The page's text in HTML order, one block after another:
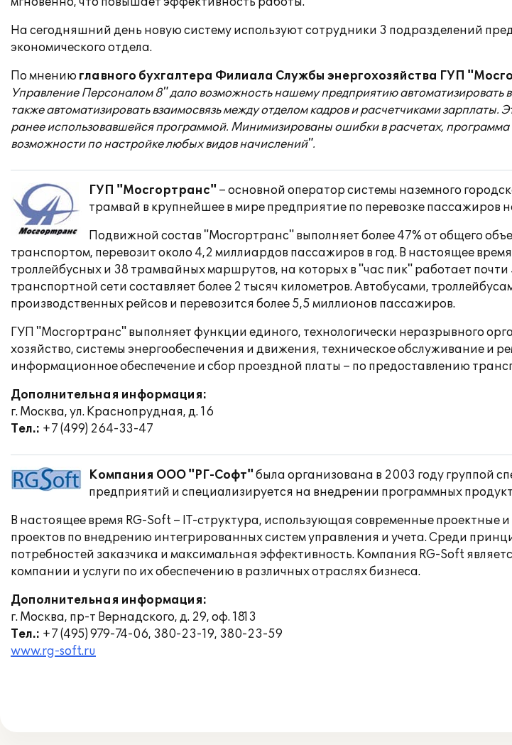
На сегодняшний день новую систему используют сотрудники 3 подразделений
экономического отдела.
По мнению главного бухгалтера Филиала Службы энергохозяйства ГУП
Управление Персоналом 8" дало возможность нашему предприятию автоматизировать
также автоматизировать взаимосвязь между отделом кадров и расчетчиками зарплаты.
ранее использовавшейся программой. Минимизированы ошибки в расчетах, программа
возможности по настройке любых видов начислений".
ГУП "Мосгортранс" – основной оператор системы наземного
трамвай в крупнейшее в мире предприятие по перевозке пассажиров
Подвижной состав "Мосгортранс" выполняет более 47% от общего
транспортом, перевозит около 4,2 миллиардов пассажиров в год. В настоящее
троллейбусных и 38 трамвайных маршрутов, на которых в "час пик" работает
транспортной сети составляет более 2 тысяч километров. Автобусами,
производственных рейсов и перевозится более 5,5 миллионов пассажиров.
ГУП "Мосгортранс" выполняет функции единого, технологически неразрывного
хозяйство, системы энергообеспечения и движения, техническое обслуживание и
информационное обеспечение и сбор проездной платы – по предоставлению
Дополнительная информация:
г. Москва, ул. Краснопрудная, д. 16
Тел.: +7 (499) 264-33-47
Компания ООО "РГ-Софт" была организована в 2003 году группой
предприятий и специализируется на внедрении программных
В настоящее время RG-Soft – IT-структура, использующая современные
проектов по внедрению интегрированных систем управления и учета. Среди
потребностей заказчика и максимальная эффективность. Компания RG-Soft
компании и услуги по их обеспечению в различных отраслях бизнеса.
Дополнительная информация:
г. Москва, пр-т Вернадского, д. 29, оф. 1813
Тел.: +7 (495) 979-74-06, 380-23-19, 380-23-59
www.rg-soft.ru